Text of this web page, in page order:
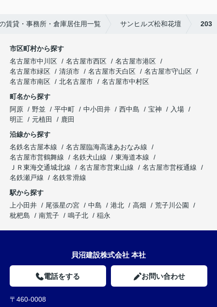
賃貸・事務所・倉庫居住用一覧 サンヒルズ松和花壇 203
市区町村から探す
名古屋市中川区
名古屋市西区
名古屋市港区
名古屋市緑区
清須市 名古屋市天白区
名古屋市守山区
名古屋市南区
北名古屋市
名古屋市中村区
町名から探す
阿原
野並 平中町 中小田井 西中島 宝神
入場
明正
元植田
鹿田
沿線から探す
名鉄名古屋本線
名古屋臨海高速あおなみ線
名古屋市営鶴舞線
名鉄犬山線
東海道本線
ＪＲ東海交通城北線
名古屋市営東山線
名古屋市営桜通線
名鉄瀬戸線
名鉄常滑線
駅から探す
上小田井
尾張星の宮 中島 港北 高畑
荒子川公園
枇杷島
南荒子 鳴子北 稲永
貝沼建設株式会社 本社
電話をする お問い合わせ
〒460-0008